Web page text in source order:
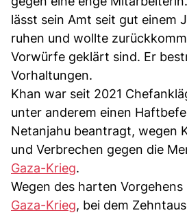
lässt sein Amt seit gut einem
ruhen und wollte
Vorwürfe geklärt sind. Er
Vorhaltungen.
Khan war seit 2021
unter anderem einen
Netanjahu beantragt, wegen
und Verbrechen gegen die
Gaza-Krieg.
Wegen des harten
Gaza-Krieg, bei dem